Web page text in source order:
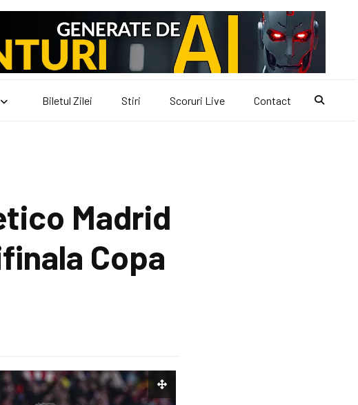
Biletul Zilei Stiri Scoruri Live Contact
Madrid
Copa